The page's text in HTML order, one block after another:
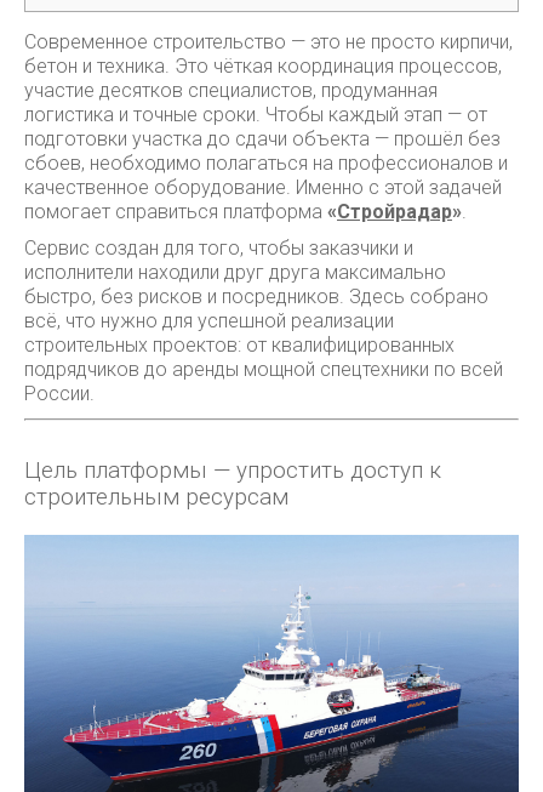
Современное строительство — это не просто кирпичи,
бетон и техника. Это чёткая координация процессов,
участие десятков специалистов, продуманная
логистика и точные сроки. Чтобы каждый этап — от
подготовки участка до сдачи объекта — прошёл без
сбоев, необходимо полагаться на профессионалов и
качественное оборудование. Именно с этой задачей
помогает справиться платформа «Стройрадар».
Сервис создан для того, чтобы заказчики и
исполнители находили друг друга максимально
быстро, без рисков и посредников. Здесь собрано
всё, что нужно для успешной реализации
строительных проектов: от квалифицированных
подрядчиков до аренды мощной спецтехники по всей
России.
Цель платформы — упростить доступ к
строительным ресурсам